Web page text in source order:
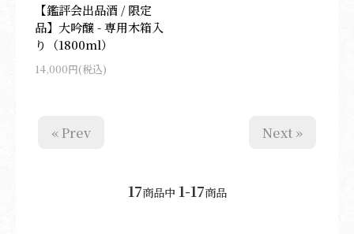
【鑑評会出品酒 / 限定
品】大吟醸 - 専用木箱入
り（1800ml）
14,000円(税込)
« Prev Next »
17商品中 1-17商品